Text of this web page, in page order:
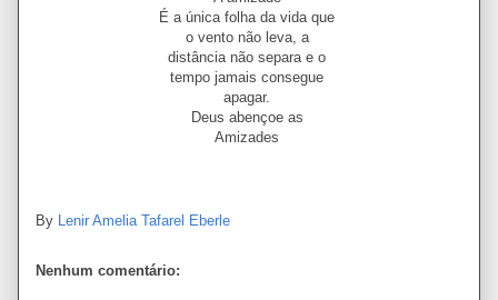
É a única folha da vida que
o vento não leva, a
distância não separa e o
tempo jamais consegue
apagar.
Deus abençoe as
Amizades
By Lenir Amelia Tafarel Eberle
Nenhum comentário: